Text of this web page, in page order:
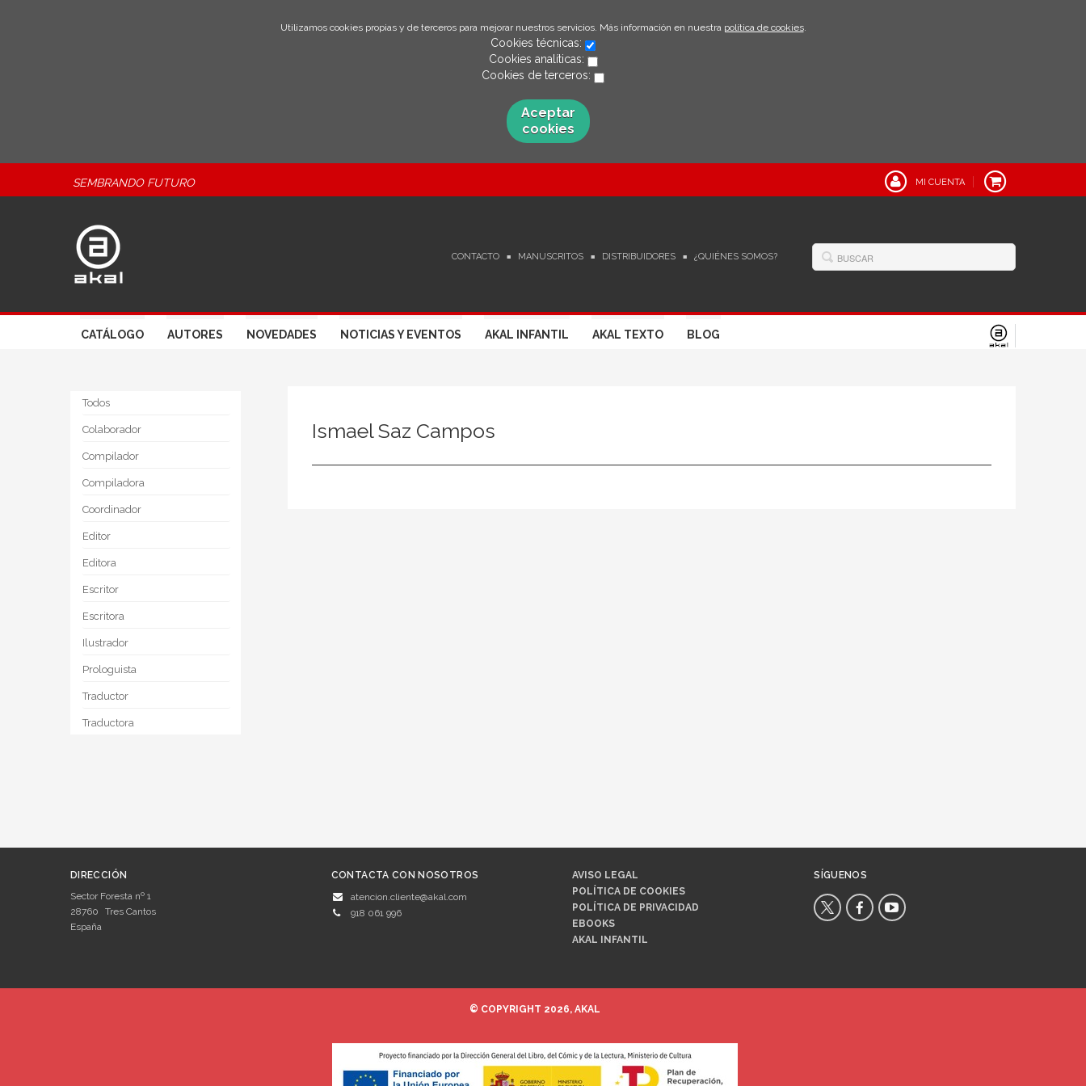
Utilizamos cookies propias y de terceros para mejorar nuestros servicios. Más información en nuestra política de cookies.
Cookies técnicas:
Cookies analíticas:
Cookies de terceros:
Aceptar
cookies
SEMBRANDO FUTURO MI CUENTA
CONTACTO MANUSCRITOS DISTRIBUIDORES ¿QUIÉNES SOMOS?
CATÁLOGO AUTORES NOVEDADES NOTICIAS Y EVENTOS AKAL INFANTIL AKAL TEXTO BLOG
Todos
Colaborador
Compilador
Compiladora
Coordinador
Editor
Editora
Escritor
Escritora
Ilustrador
Prologuista
Traductor
Traductora
Ismael Saz Campos
DIRECCIÓN
Sector Foresta nº 1
28760
Tres Cantos
España
CONTACTA CON NOSOTROS
atencion.cliente@akal.com
918 061 996
AVISO LEGAL
POLÍTICA DE COOKIES
POLÍTICA DE PRIVACIDAD
EBOOKS
AKAL INFANTIL
SÍGUENOS
© COPYRIGHT 2026, AKAL